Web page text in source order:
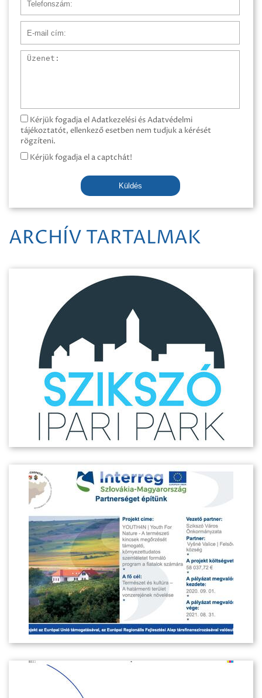
Üzenet
Kérjük fogadja el Adatkezelési és Adatvédelmi
tájékoztatót, ellenkező esetben nem tudjuk a kérését
rögzíteni.
Kérjük fogadja el a captchát!
Küldés
ARCHÍV TARTALMAK